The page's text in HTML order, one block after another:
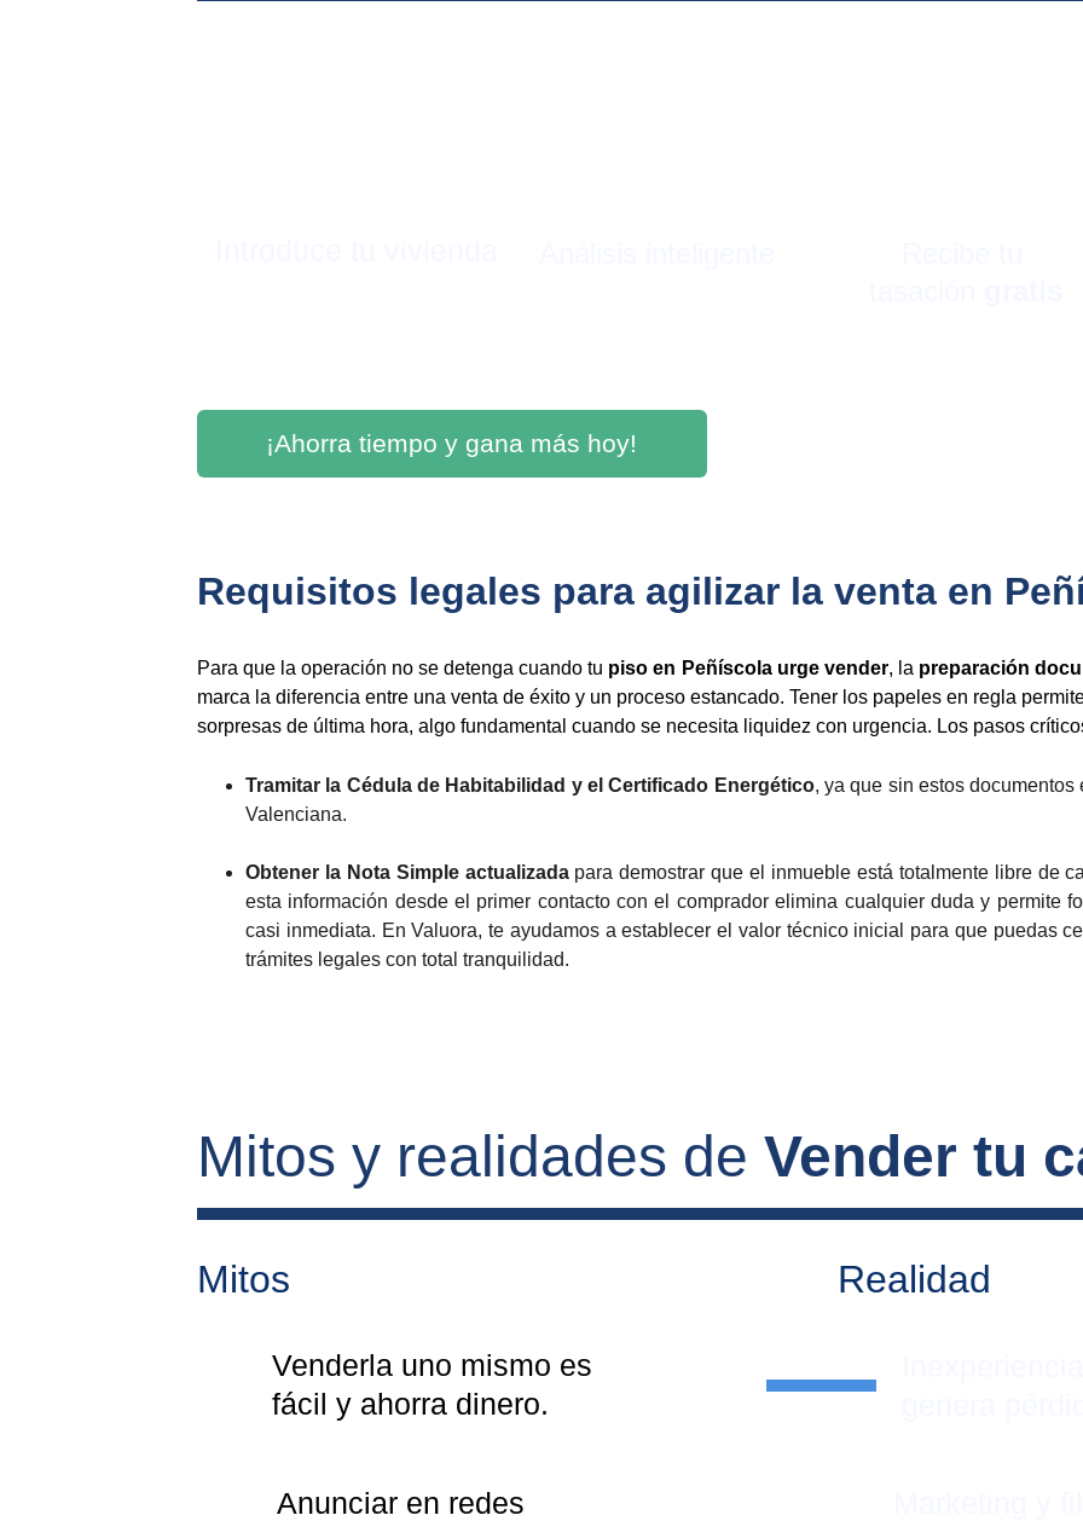
¡Ahorra tiempo y gana más hoy!
Requisitos legales para agilizar la venta en
Para que la operación no se detenga cuando tu piso en Peñíscola urge vender, la preparación
marca la diferencia entre una venta de éxito y un proceso estancado. Tener los papeles en regla
sorpresas de última hora, algo fundamental cuando se necesita liquidez con urgencia. Los pasos
Tramitar la Cédula de Habitabilidad y el Certificado Energético, ya que sin estos
Valenciana.
Obtener la Nota Simple actualizadapara demostrar que el inmueble está totalmente libre de
esta información desde el primer contacto con el comprador elimina cualquier duda y permite
casi inmediata. En Valuora, te ayudamos a establecer el valor técnico inicial para que puedas
trámites legales con total tranquilidad.
Mitos y realidades de Vender tu
Mitos Realidad
Venderla uno mismo es
fácil y ahorra dinero.
Anunciar en redes